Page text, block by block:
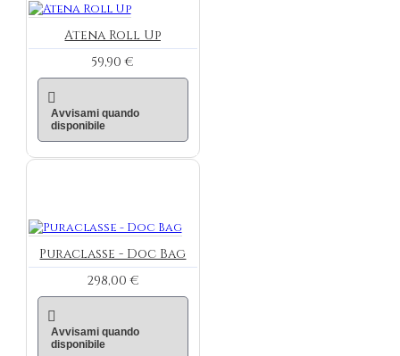
Atena Roll Up
59,90 €
Avvisami quando
disponibile
Puraclasse - Doc Bag
298,00 €
Avvisami quando
disponibile